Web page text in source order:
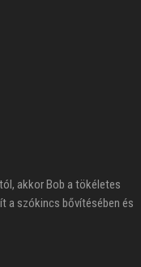
akkor Bob a tökéletes
a szókincs bővítésében és